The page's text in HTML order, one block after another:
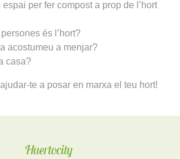
espai per fer compost a prop de l’hort
és l’hort?
acostumeu a menjar?
casa?
te a posar en marxa el teu hort!
Huertocity